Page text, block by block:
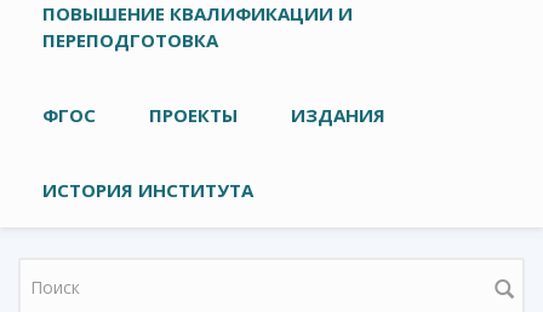
ПОВЫШЕНИЕ КВАЛИФИКАЦИИ И
ПЕРЕПОДГОТОВКА
ФГОС ПРОЕКТЫ ИЗДАНИЯ
ИСТОРИЯ ИНСТИТУТА
Форма поиска